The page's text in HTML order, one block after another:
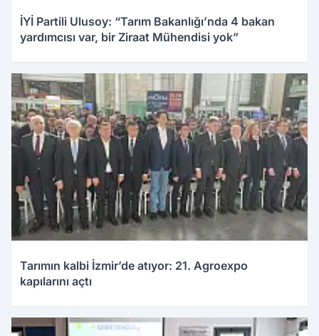
İYİ Partili Ulusoy: “Tarım Bakanlığı’nda 4 bakan
yardımcısı var, bir Ziraat Mühendisi yok”
Tarımın kalbi İzmir’de atıyor: 21. Agroexpo
kapılarını açtı